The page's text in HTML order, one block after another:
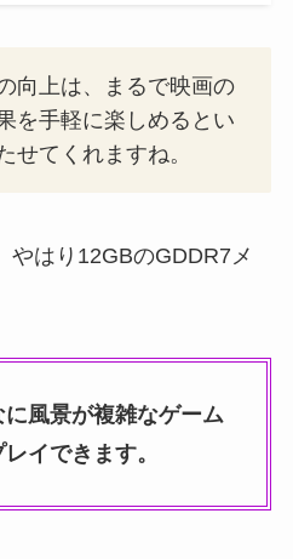
向上は、まるで映画の
を手軽に楽しめるとい
せてくれますね。
やはり12GBのGDDR7メ
風景が複雑なゲーム
イできます。